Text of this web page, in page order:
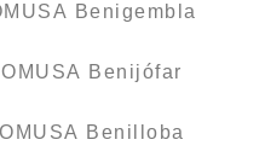
Benigembla
Benijófar
Benilloba